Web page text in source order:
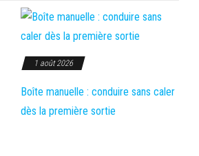
1 août 2026
Boîte manuelle : conduire sans caler
dès la première sortie